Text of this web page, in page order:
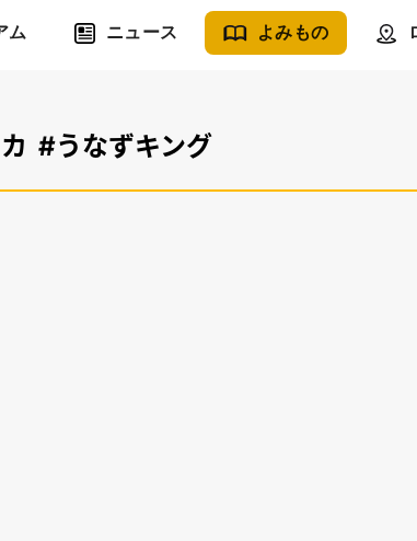
ム ニュース よみもの
#うなずキング